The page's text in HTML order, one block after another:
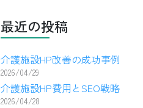
最近の投稿
介護施設HP改善の成功事例
2026/04/29
介護施設HP費用とSEO戦略
2026/04/28